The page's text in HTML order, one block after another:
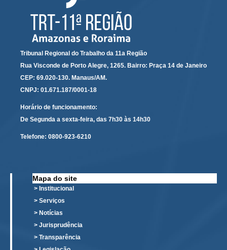
Consulta de Pautas
Atas de Sessões do Pleno
Audiências e Sessões
Calendário das Sessões da 1ª Turma 2026
Calendário de Sessões da 2ª Turma - 2026
Calendário das Sessões da 3ª Turma 2026
Calendários
Calendário Geral
Calendário de Eventos
Calendário de Eventos passados
Calendário das Sessões
Tribunal Regional do Trabalho da 11a Região
Rua Visconde de Porto Alegre, 1265. Bairro: Praça 14 de Janeiro
CEP: 69.020-130. Manaus/AM.
CNPJ: 01.671.187/0001-18
Horário de funcionamento:
De Segunda a sexta-feira, das 7h30 às 14h30
Telefone: 0800-923-6210
Mapa do site
> Institucional
> Serviços
> Notícias
> Jurisprudência
> Transparência